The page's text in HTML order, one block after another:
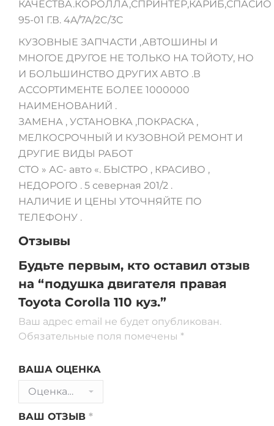
КАЧЕСТВА.КОРОЛЛА,СПРИНТЕР,КАРИБ,СПАСИО
95-01 Г.В. 4A/7A/2C/3C
КУЗОВНЫЕ ЗАПЧАСТИ ,АВТОШИНЫ И
МНОГОЕ ДРУГОЕ НЕ ТОЛЬКО НА ТОЙОТУ, НО
И БОЛЬШИНСТВО ДРУГИХ АВТО .В
АССОРТИМЕНТЕ БОЛЕЕ 1000000
НАИМЕНОВАНИЙ .
ЗАМЕНА , УСТАНОВКА ,ПОКРАСКА ,
МЕЛКОСРОЧНЫЙ И КУЗОВНОЙ РЕМОНТ И
ДРУГИЕ ВИДЫ РАБОТ
СТО » АС- авто «. БЫСТРО , КРАСИВО ,
НЕДОРОГО . 5 северная 201/2 .
НАЛИЧИЕ И ЦЕНЫ УТОЧНЯЙТЕ ПО
ТЕЛЕФОНУ .
Отзывы
Будьте первым, кто оставил отзыв
на “подушка двигателя правая
Toyota Corolla 110 куз.”
Ваш адрес email не будет опубликован.
Обязательные поля помечены *
ВАША ОЦЕНКА
ВАШ ОТЗЫВ *